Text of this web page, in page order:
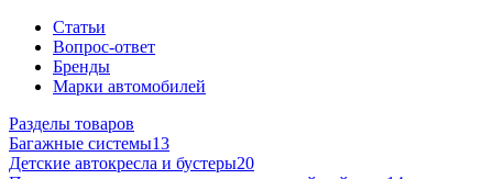
Статьи
Вопрос-ответ
Бренды
Марки автомобилей
Разделы товаров
Багажные системы13
Детские автокресла и бустеры20